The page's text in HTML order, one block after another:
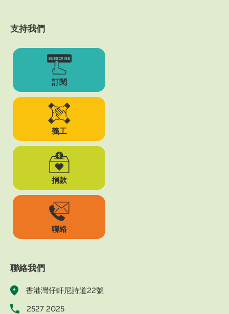
支持我們
訂閱
義工
捐款
聯絡
聯絡我們
香港灣仔軒尼詩道22號
2527 2025